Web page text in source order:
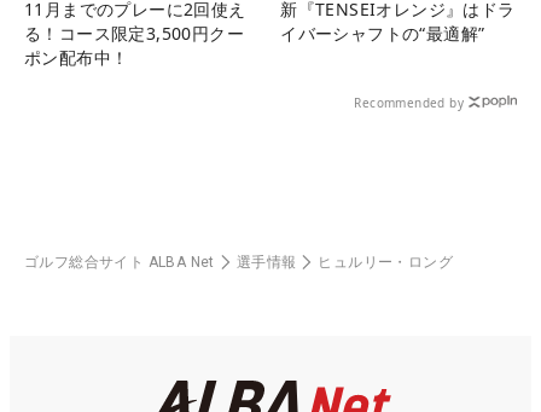
11月までのプレーに2回使え
る！コース限定3,500円クー
ポン配布中！
新『TENSEIオレンジ』はドラ
イバーシャフトの“最適解”
Recommended by
ゴルフ総合サイト ALBA Net 選手情報 ヒュルリー・ロング